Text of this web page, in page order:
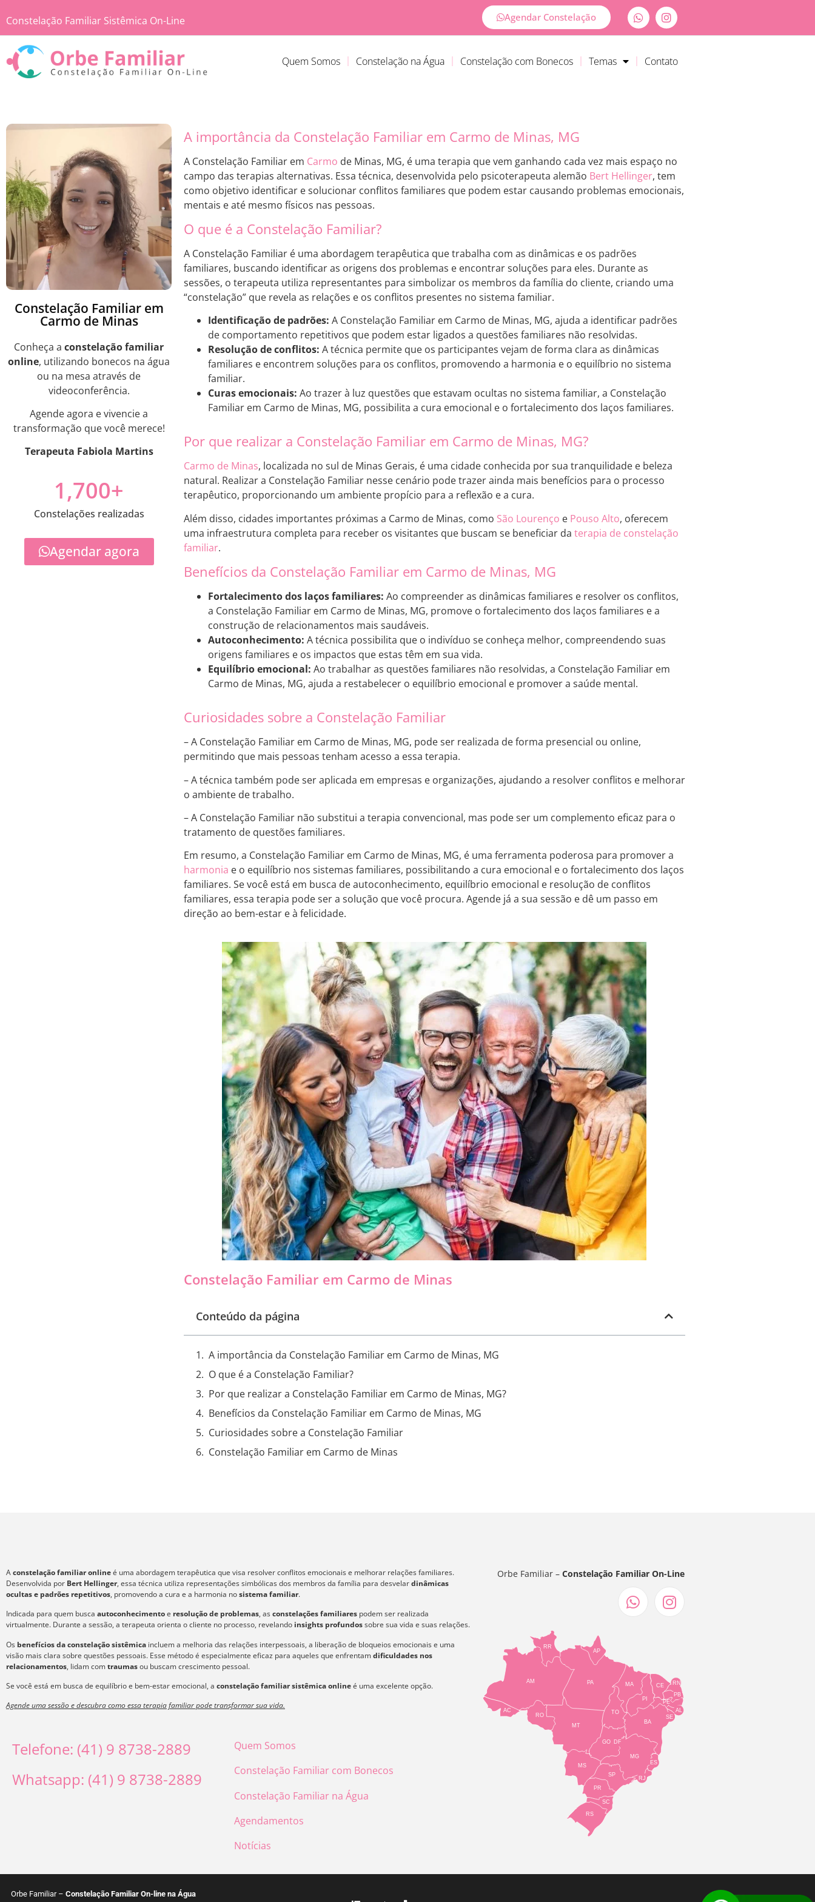
Constelação Familiar Sistêmica On-Line Agendar Constelação
Quem Somos Constelação na Água Constelação com Bonecos Temas Contato
Constelação Familiar em
Carmo de Minas
Conheça a constelação familiar
online, utilizando bonecos na água
ou na mesa através de
videoconferência.
Agende agora e vivencie a
transformação que você merece!
Terapeuta Fabiola Martins
Constelações realizadas
1,700+
Agendar agora
A importância da Constelação Familiar em Carmo de Minas, MG
A Constelação Familiar em Carmo de Minas, MG, é uma terapia que vem ganhando cada vez mais espaço no
campo das terapias alternativas. Essa técnica, desenvolvida pelo psicoterapeuta alemão Bert Hellinger, tem
como objetivo identificar e solucionar conflitos familiares que podem estar causando problemas emocionais,
mentais e até mesmo físicos nas pessoas.
O que é a Constelação Familiar?
A Constelação Familiar é uma abordagem terapêutica que trabalha com as dinâmicas e os padrões
familiares, buscando identificar as origens dos problemas e encontrar soluções para eles. Durante as
sessões, o terapeuta utiliza representantes para simbolizar os membros da família do cliente, criando uma
“constelação” que revela as relações e os conflitos presentes no sistema familiar.
Identificação de padrões: A Constelação Familiar em Carmo de Minas, MG, ajuda a identificar padrões
de comportamento repetitivos que podem estar ligados a questões familiares não resolvidas.
Resolução de conflitos: A técnica permite que os participantes vejam de forma clara as dinâmicas
familiares e encontrem soluções para os conflitos, promovendo a harmonia e o equilíbrio no sistema
familiar.
Curas emocionais: Ao trazer à luz questões que estavam ocultas no sistema familiar, a Constelação
Familiar em Carmo de Minas, MG, possibilita a cura emocional e o fortalecimento dos laços familiares.
Por que realizar a Constelação Familiar em Carmo de Minas, MG?
Carmo de Minas, localizada no sul de Minas Gerais, é uma cidade conhecida por sua tranquilidade e beleza
natural. Realizar a Constelação Familiar nesse cenário pode trazer ainda mais benefícios para o processo
terapêutico, proporcionando um ambiente propício para a reflexão e a cura.
Além disso, cidades importantes próximas a Carmo de Minas, como São Lourenço e Pouso Alto, oferecem
uma infraestrutura completa para receber os visitantes que buscam se beneficiar da terapia de constelação
familiar.
Benefícios da Constelação Familiar em Carmo de Minas, MG
Fortalecimento dos laços familiares: Ao compreender as dinâmicas familiares e resolver os conflitos,
a Constelação Familiar em Carmo de Minas, MG, promove o fortalecimento dos laços familiares e a
construção de relacionamentos mais saudáveis.
Autoconhecimento: A técnica possibilita que o indivíduo se conheça melhor, compreendendo suas
origens familiares e os impactos que estas têm em sua vida.
Equilíbrio emocional: Ao trabalhar as questões familiares não resolvidas, a Constelação Familiar em
Carmo de Minas, MG, ajuda a restabelecer o equilíbrio emocional e promover a saúde mental.
Curiosidades sobre a Constelação Familiar
– A Constelação Familiar em Carmo de Minas, MG, pode ser realizada de forma presencial ou online,
permitindo que mais pessoas tenham acesso a essa terapia.
– A técnica também pode ser aplicada em empresas e organizações, ajudando a resolver conflitos e melhorar
o ambiente de trabalho.
– A Constelação Familiar não substitui a terapia convencional, mas pode ser um complemento eficaz para o
tratamento de questões familiares.
Em resumo, a Constelação Familiar em Carmo de Minas, MG, é uma ferramenta poderosa para promover a
harmonia e o equilíbrio nos sistemas familiares, possibilitando a cura emocional e o fortalecimento dos laços
familiares. Se você está em busca de autoconhecimento, equilíbrio emocional e resolução de conflitos
familiares, essa terapia pode ser a solução que você procura. Agende já a sua sessão e dê um passo em
direção ao bem-estar e à felicidade.
Constelação Familiar em Carmo de Minas
Conteúdo da página
A importância da Constelação Familiar em Carmo de Minas, MG
O que é a Constelação Familiar?
Por que realizar a Constelação Familiar em Carmo de Minas, MG?
Benefícios da Constelação Familiar em Carmo de Minas, MG
Curiosidades sobre a Constelação Familiar
Constelação Familiar em Carmo de Minas
Aconstelação familiar onlineé uma abordagem terapêutica que visa resolver conflitos emocionais e melhorar relações familiares.
Desenvolvida por Bert Hellinger, essa técnica utiliza representações simbólicas dos membros da família para desvelardinâmicas
ocultas e padrões repetitivos, promovendo a cura e a harmonia nosistema familiar.
Indicada para quem busca autoconhecimentoe resolução de problemas, asconstelações familiares podem ser realizada
virtualmente. Durante a sessão, a terapeuta orienta o cliente no processo, revelando insights profundossobre sua vida e suas relações.
Os benefícios da constelação sistêmica incluem a melhoria das relações interpessoais, a liberação de bloqueios emocionais e uma
visão mais clara sobre questões pessoais. Esse método é especialmente eficaz para aqueles que enfrentamdificuldades nos
relacionamentos, lidam comtraumasou buscam crescimento pessoal.
Se você está em busca de equilíbrio e bem-estar emocional, a constelação familiar sistêmica onlineé uma excelente opção.
Agende uma sessão e descubra como essa terapia familiar pode transformar sua vida.
Telefone: (41) 9 8738-2889
Whatsapp: (41) 9 8738-2889
Quem Somos
Constelação Familiar com Bonecos
Constelação Familiar na Água
Agendamentos
Notícias
Orbe Familiar –Constelação Familiar On-Line
TO
BA
SE
PE
AL
RN
CE
PI
MA
AP
PA
RR
AM
AC
RO
MT
MS
GO
PR
SC
RS
SP
MG
RJ
ES
DF
PB
Orbe Familiar – Constelação Familiar On-line na Água